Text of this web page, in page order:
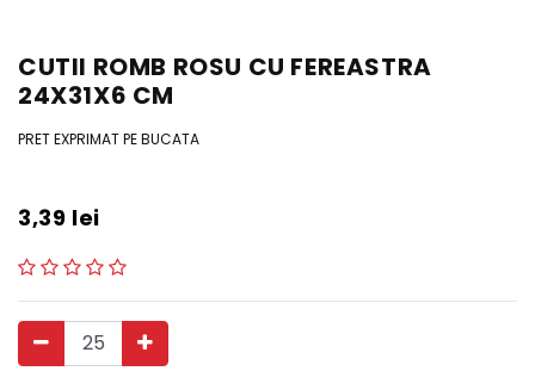
CUTII ROMB ROSU CU FEREASTRA
24X31X6 CM
PRET EXPRIMAT PE BUCATA
3,39 lei